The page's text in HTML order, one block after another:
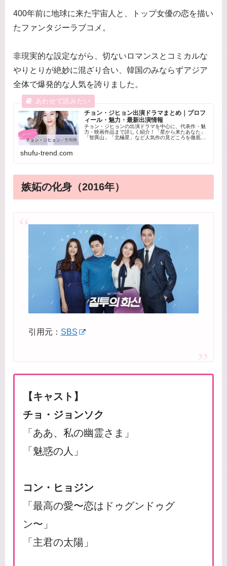
400年前に地球に来た宇宙人と、トップ女優の恋を描い
たファンタジーラブコメ。
非現実的な設定ながら、切ないロマンスとコミカルな
やりとりが絶妙に混ざり合い、韓国のみならずアジア
全体で爆発的な人気を誇りました。
チョン・ジヒョン出演ドラマまとめ｜プロフ
ィール・魅力・最新出演情報
チョン・ジヒョンの出演ドラマを中心に、代表作・魅
力・映画作品まで詳しく紹介！「星から来たあなた」
「智異山」「北極星」など人気作の見どころを徹底解
shufu-trend.com
嫉妬の化身（2016年）
引用元： SBS
【キャスト】
チョ・ジョンソク
「ああ、私の幽霊さま」
「魅惑の人」
コン・ヒョジン
「最高の愛〜恋はドゥグンドゥグ
ン〜」
「主君の太陽」